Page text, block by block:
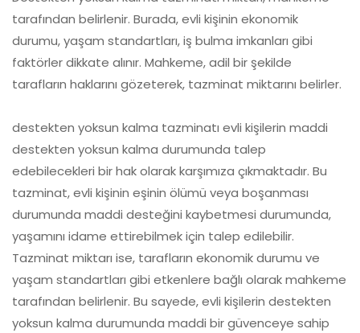
tarafından belirlenir. Burada, evli kişinin ekonomik
durumu, yaşam standartları, iş bulma imkanları gibi
faktörler dikkate alınır. Mahkeme, adil bir şekilde
tarafların haklarını gözeterek, tazminat miktarını belirler.
destekten yoksun kalma tazminatı evli kişilerin maddi
destekten yoksun kalma durumunda talep
edebilecekleri bir hak olarak karşımıza çıkmaktadır. Bu
tazminat, evli kişinin eşinin ölümü veya boşanması
durumunda maddi desteğini kaybetmesi durumunda,
yaşamını idame ettirebilmek için talep edilebilir.
Tazminat miktarı ise, tarafların ekonomik durumu ve
yaşam standartları gibi etkenlere bağlı olarak mahkeme
tarafından belirlenir. Bu sayede, evli kişilerin destekten
yoksun kalma durumunda maddi bir güvenceye sahip